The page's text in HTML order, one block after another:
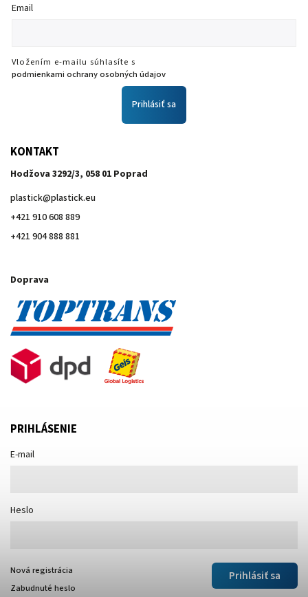
Email
Vložením e-mailu súhlasíte s
podmienkami ochrany osobných údajov
Prihlásiť sa
KONTAKT
Hodžova 3292/3, 058 01 Poprad
plastick@plastick.eu
+421 910 608 889
+421 904 888 881
Doprava
PRIHLÁSENIE
E-mail
Heslo
Prihlásiť sa
Nová registrácia
Zabudnuté heslo